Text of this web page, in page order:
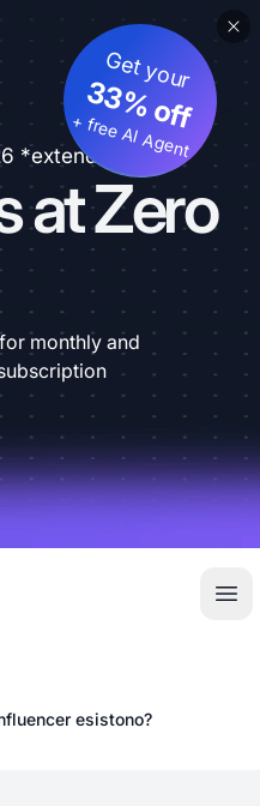
*extended
at Zero
Get your
33% off
+ free AI Agent
for monthly and
esistono?